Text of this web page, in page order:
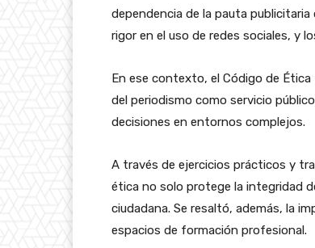
dependencia de la pauta
rigor en el uso de redes sociales, y
En ese contexto, el Código de
del periodismo como servicio
decisiones en entornos complejos.
A través de ejercicios prácticos y
ética no solo protege la integridad
ciudadana. Se resaltó, además, la
espacios de formación profesional.